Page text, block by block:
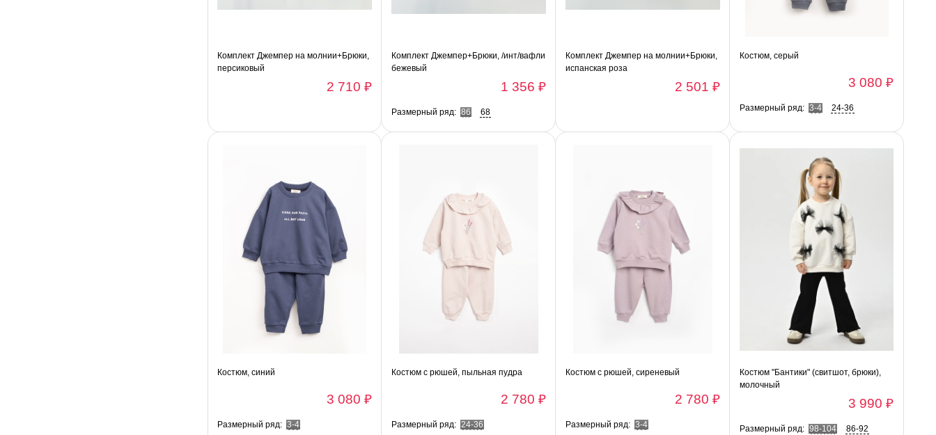
Комплект Джемпер на молнии+Брюки,
персиковый
2 710 ₽
Комплект Джемпер+Брюки, /инт/вафли
бежевый
1 356 ₽
Размерный ряд: 86 68
Комплект Джемпер на молнии+Брюки,
испанская роза
2 501 ₽
Костюм, серый
3 080 ₽
Размерный ряд: 3-4 24-36
Костюм, синий
3 080 ₽
Размерный ряд: 3-4
Костюм с рюшей, пыльная пудра
2 780 ₽
Размерный ряд: 24-36
Костюм с рюшей, сиреневый
2 780 ₽
Размерный ряд: 3-4
Костюм "Бантики" (свитшот, брюки),
молочный
3 990 ₽
Размерный ряд: 98-104 86-92